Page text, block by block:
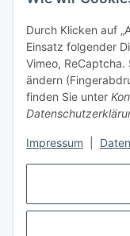
Durch Klicken auf
Einsatz folgender
Vimeo,
ändern
finden Sie unter
Impressum